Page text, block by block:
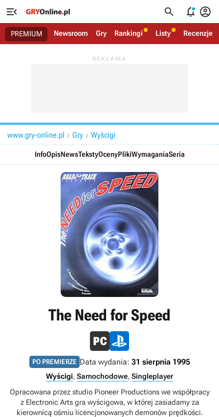
   
PREMIUM Newsroom Gry Rankingi Listy Recenzje
www.gry-online.pl  Gry  Wyścigi
InfoOpisNewsTekstyOcenyPlikiWymaganiaSeria
The Need for Speed
PO PREMIERZE Data wydania: 31 sierpnia 1995
Wyścigi, Samochodowe, Singleplayer
Opracowana przez studio Pioneer Productions we współpracy
z Electronic Arts gra wyścigowa, w której zasiadamy za
kierownicą ośmiu licencjonowanych demonów prędkości.